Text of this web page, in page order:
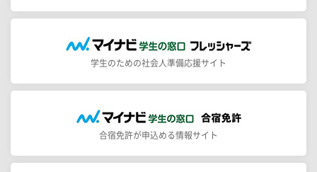
学生のための社会人準備応援サイト
合宿免許が申込める情報サイト